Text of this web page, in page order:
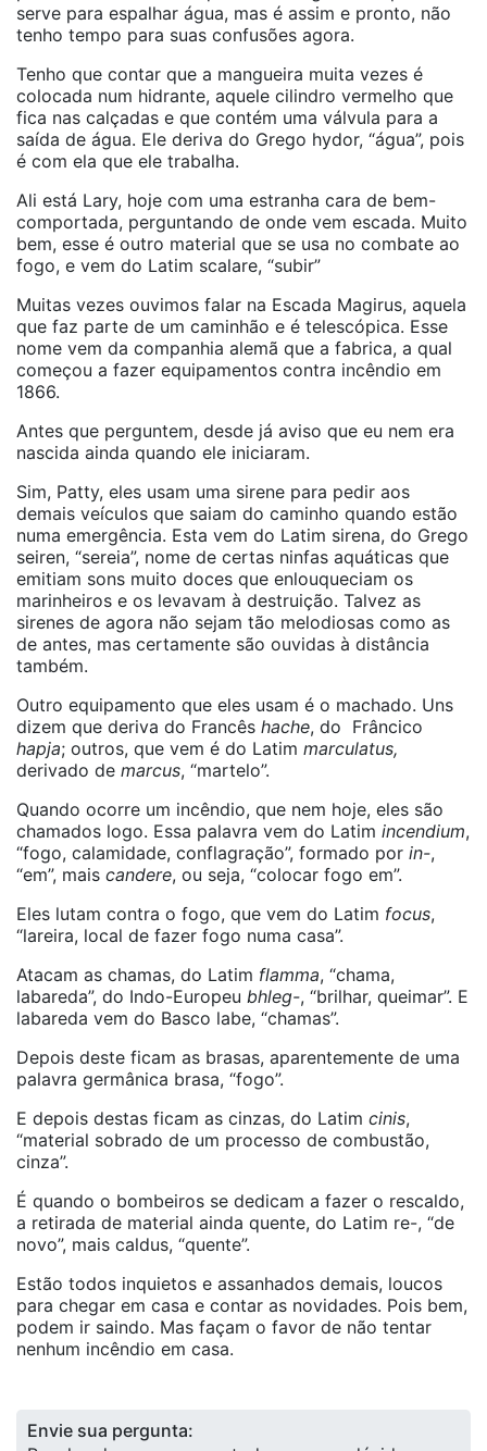
serve para espalhar água, mas é assim e pronto, não
tenho tempo para suas confusões agora.
Tenho que contar que a mangueira muita vezes é
colocada num hidrante, aquele cilindro vermelho que
fica nas calçadas e que contém uma válvula para a
saída de água. Ele deriva do Grego hydor, “água”, pois
é com ela que ele trabalha.
Ali está Lary, hoje com uma estranha cara de bem-
comportada, perguntando de onde vem escada. Muito
bem, esse é outro material que se usa no combate ao
fogo, e vem do Latim scalare, “subir”
Muitas vezes ouvimos falar na Escada Magirus, aquela
que faz parte de um caminhão e é telescópica. Esse
nome vem da companhia alemã que a fabrica, a qual
começou a fazer equipamentos contra incêndio em
1866.
Antes que perguntem, desde já aviso que eu nem era
nascida ainda quando ele iniciaram.
Sim, Patty, eles usam uma sirene para pedir aos
demais veículos que saiam do caminho quando estão
numa emergência. Esta vem do Latim sirena, do Grego
seiren, “sereia”, nome de certas ninfas aquáticas que
emitiam sons muito doces que enlouqueciam os
marinheiros e os levavam à destruição. Talvez as
sirenes de agora não sejam tão melodiosas como as
de antes, mas certamente são ouvidas à distância
também.
Outro equipamento que eles usam é o machado. Uns
dizem que deriva do Francês hache, do Frâncico
hapja; outros, que vem é do Latim marculatus,
derivado de marcus, “martelo”.
Quando ocorre um incêndio, que nem hoje, eles são
chamados logo. Essa palavra vem do Latim incendium,
“fogo, calamidade, conflagração”, formado por in-,
“em”, mais candere, ou seja, “colocar fogo em”.
Eles lutam contra o fogo, que vem do Latim focus,
“lareira, local de fazer fogo numa casa”.
Atacam as chamas, do Latim flamma, “chama,
labareda”, do Indo-Europeu bhleg-, “brilhar, queimar”. E
labareda vem do Basco labe, “chamas”.
Depois deste ficam as brasas, aparentemente de uma
palavra germânica brasa, “fogo”.
E depois destas ficam as cinzas, do Latim cinis,
“material sobrado de um processo de combustão,
cinza”.
É quando o bombeiros se dedicam a fazer o rescaldo,
a retirada de material ainda quente, do Latim re-, “de
novo”, mais caldus, “quente”.
Estão todos inquietos e assanhados demais, loucos
para chegar em casa e contar as novidades. Pois bem,
podem ir saindo. Mas façam o favor de não tentar
nenhum incêndio em casa.
Envie sua pergunta: